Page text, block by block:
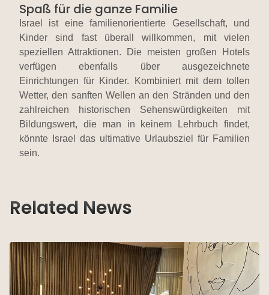
Spaß für die ganze Familie
Israel ist eine familienorientierte Gesellschaft, und
Kinder sind fast überall willkommen, mit vielen
speziellen Attraktionen. Die meisten großen Hotels
verfügen ebenfalls über ausgezeichnete
Einrichtungen für Kinder. Kombiniert mit dem tollen
Wetter, den sanften Wellen an den Stränden und den
zahlreichen historischen Sehenswürdigkeiten mit
Bildungswert, die man in keinem Lehrbuch findet,
könnte Israel das ultimative Urlaubsziel für Familien
sein.
Related News